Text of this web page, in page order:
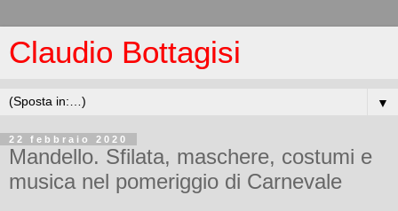
Claudio Bottagisi
▼
22 febbraio 2020
Mandello. Sfilata, maschere, costumi e
musica nel pomeriggio di Carnevale